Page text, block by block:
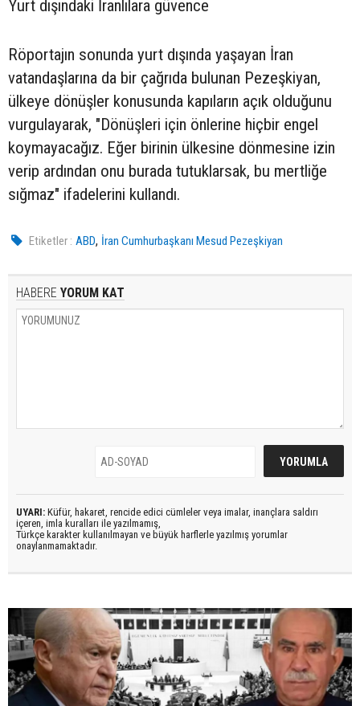
Yurt dışındaki İranlılara güvence
Röportajın sonunda yurt dışında yaşayan İran
vatandaşlarına da bir çağrıda bulunan Pezeşkiyan,
ülkeye dönüşler konusunda kapıların açık olduğunu
vurgulayarak, "Dönüşleri için önlerine hiçbir engel
koymayacağız. Eğer birinin ülkesine dönmesine izin
verip ardından onu burada tutuklarsak, bu mertliğe
sığmaz" ifadelerini kullandı.
Etiketler : ABD, İran Cumhurbaşkanı Mesud Pezeşkiyan
HABERE YORUM KAT
UYARI: Küfür, hakaret, rencide edici cümleler veya imalar, inançlara saldırı
içeren, imla kuralları ile yazılmamış,
Türkçe karakter kullanılmayan ve büyük harflerle yazılmış yorumlar
onaylanmamaktadır.